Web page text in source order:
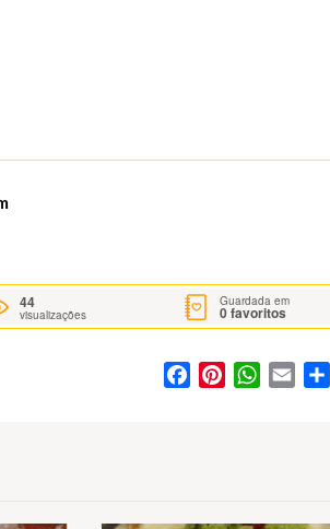
44
visualizações
Guardada em
0favoritos
FacebookPinterestWhatsApp
Email